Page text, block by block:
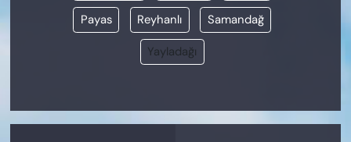
Payas Reyhanlı Samandağ
Yayladağı